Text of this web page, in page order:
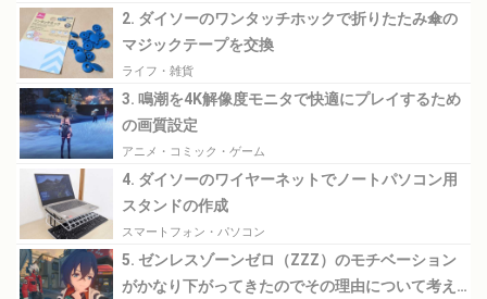
2. ダイソーのワンタッチホックで折りたたみ傘の
マジックテープを交換
ライフ・雑貨
3. 鳴潮を4K解像度モニタで快適にプレイするため
の画質設定
アニメ・コミック・ゲーム
4. ダイソーのワイヤーネットでノートパソコン用
スタンドの作成
スマートフォン・パソコン
5. ゼンレスゾーンゼロ（ZZZ）のモチベーション
がかなり下がってきたのでその理由について考え